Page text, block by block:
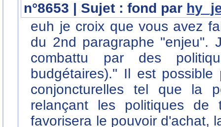
n°8653 | Sujet : fond par
euh je croix que vous avez
du 2nd paragraphe "enjeu".
combattu par des
budgétaires)." Il est
conjoncturelles tel que la
relançant les politiques
favorisera le pouvoir d'achat,